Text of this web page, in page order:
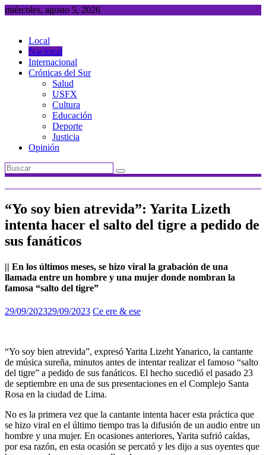
Saltar
miércoles, agosto 5, 2026
Local
Nacional
Internacional
Crónicas del Sur
Salud
USFX
Cultura
Educación
Deporte
Justicia
Opinión
“Yo soy bien atrevida”: Yarita Lizeth
intenta hacer el salto del tigre a pedido de
sus fanáticos
|| En los últimos meses, se hizo viral la grabación de una
llamada entre un hombre y una mujer donde nombran la
famosa “salto del tigre”
29/09/202329/09/2023 Ce ere & ese
“Yo soy bien atrevida”, expresó Yarita Lizeht Yanarico, la cantante
de música sureña, minutos antes de intentar realizar el famoso “salto
del tigre” a pedido de sus fanáticos. El hecho sucedió el pasado 23
de septiembre en una de sus presentaciones en el Complejo Santa
Rosa en la ciudad de Lima.
No es la primera vez que la cantante intenta hacer esta práctica que
se hizo viral en el último tiempo tras la difusión de un audio entre un
hombre y una mujer. En ocasiones anteriores, Yarita sufrió caídas,
por esa razón, en esta ocasión se percató y les dijo a sus oyentes que